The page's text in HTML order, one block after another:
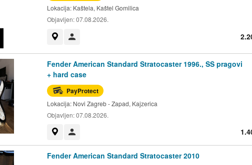
Lokacija: Kaštela, Kaštel Gomilica
Objavljen:07.08.2026.
Fender American Standard Stratocaster 1996., SS pragovi
+ hard case
PayProtect
Lokacija: Novi Zagreb - Zapad, Kajzerica
Objavljen:07.08.2026.
Fender American Standard Stratocaster 2010